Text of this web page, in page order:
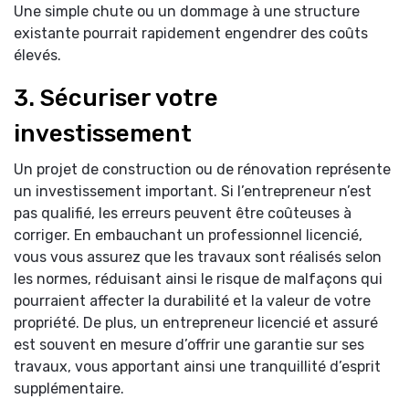
Une simple chute ou un dommage à une structure
existante pourrait rapidement engendrer des coûts
élevés.
3. Sécuriser votre
investissement
Un projet de construction ou de rénovation représente
un investissement important. Si l’entrepreneur n’est
pas qualifié, les erreurs peuvent être coûteuses à
corriger. En embauchant un professionnel licencié,
vous vous assurez que les travaux sont réalisés selon
les normes, réduisant ainsi le risque de malfaçons qui
pourraient affecter la durabilité et la valeur de votre
propriété. De plus, un entrepreneur licencié et assuré
est souvent en mesure d’offrir une garantie sur ses
travaux, vous apportant ainsi une tranquillité d’esprit
supplémentaire.